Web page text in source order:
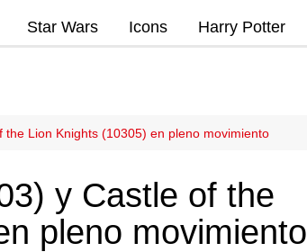
Star Wars Icons Harry Potter
Lion Knights (10305) en pleno movimiento
y Castle of the
pleno movimiento